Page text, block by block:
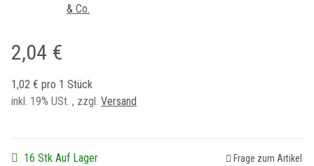
2,04 €
1,02 € pro 1 Stück
inkl. 19% USt. , zzgl. Versand
16 Stk Auf Lager Frage zum Artikel